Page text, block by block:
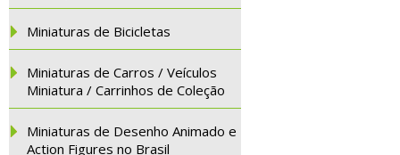
Miniaturas de Bicicletas
Miniaturas de Carros / Veículos
Miniatura / Carrinhos de Coleção
Miniaturas de Desenho Animado e
Action Figures no Brasil